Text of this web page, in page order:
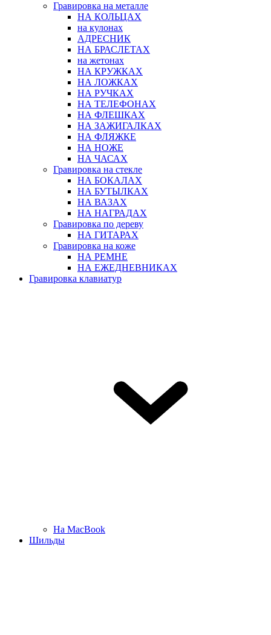
Гравировка на металле
НА КОЛЬЦАХ
на кулонах
АДРЕСНИК
НА БРАСЛЕТАХ
на жетонах
НА КРУЖКАХ
НА ЛОЖКАХ
НА РУЧКАХ
НА ТЕЛЕФОНАХ
НА ФЛЕШКАХ
НА ЗАЖИГАЛКАХ
НА ФЛЯЖКЕ
НА НОЖЕ
НА ЧАСАХ
Гравировка на стекле
НА БОКАЛАХ
НА БУТЫЛКАХ
НА ВАЗАХ
НА НАГРАДАХ
Гравировка по дереву
НА ГИТАРАХ
Гравировка на коже
НА РЕМНЕ
НА ЕЖЕДНЕВНИКАХ
Гравировка клавиатур
На MacBook
Шильды